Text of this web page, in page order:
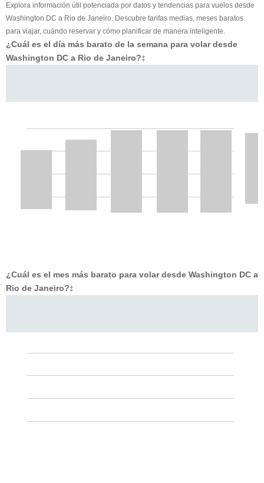
Explora información útil potenciada por datos y tendencias para vuelos desde
Washington DC a Rio de Janeiro. Descubre tarifas medias, meses baratos
para viajar, cuándo reservar y cómo planificar de manera inteligente.
¿Cuál es el día más barato de la semana para volar desde
Washington DC a Rio de Janeiro?‡
¿Cuál es el mes más barato para volar desde Washington DC a
Rio de Janeiro?‡